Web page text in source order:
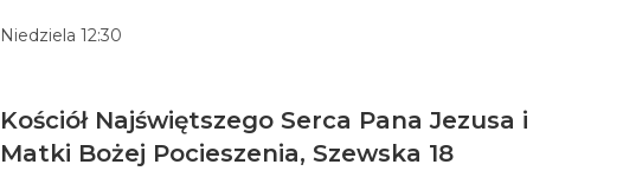
Niedziela 12:30
Kościół Najświętszego Serca Pana Jezusa i
Matki Bożej Pocieszenia, Szewska 18